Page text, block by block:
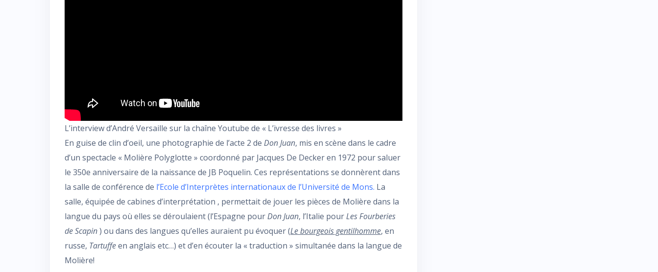
L’interview d’André Versaille sur la chaîne Youtube de « L’ivresse des livres »
En guise de clin d’oeil, une photographie de l’acte 2 de Don Juan, mis en scène dans le cadre
d’un spectacle « Molière Polyglotte » coordonné par Jacques De Decker en 1972 pour saluer
le 350e anniversaire de la naissance de JB Poquelin. Ces représentations se donnèrent dans
la salle de conférence de l’Ecole d’Interprètes internationaux de l’Université de Mons. La
salle, équipée de cabines d’interprétation , permettait de jouer les pièces de Molière dans la
langue du pays où elles se déroulaient (l’Espagne pourDon Juan, l’Italie pourLes Fourberies
de Scapin) ou dans des langues qu’elles auraient pu évoquer (Le bourgeois gentilhomme, en
russe, Tartuffeen anglais etc…) et d’en écouter la « traduction » simultanée dans la langue de
Molière!